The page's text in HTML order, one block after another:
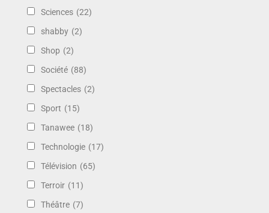
Sciences (22)
shabby (2)
Shop (2)
Société (88)
Spectacles (2)
Sport (15)
Tanawee (18)
Technologie (17)
Télévision (65)
Terroir (11)
Théâtre (7)